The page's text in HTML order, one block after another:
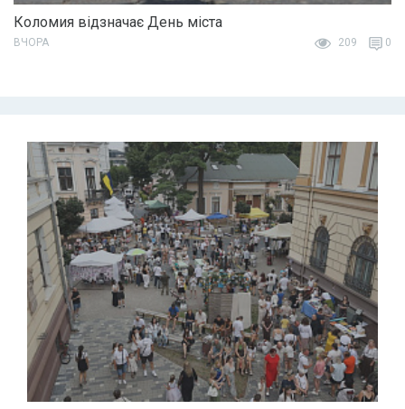
Коломия відзначає День міста
ВЧОРА 209 0